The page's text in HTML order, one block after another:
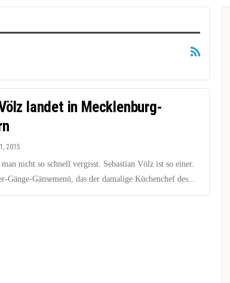
landet in Mecklenburg-
2015
nicht so schnell vergisst. Sebastian Völz ist so einer.
Gänge-Gänsemenü, das der damalige Küchenchef des...